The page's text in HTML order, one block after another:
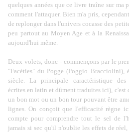
quelques années que ce livre traîne sur ma
comment l'attaquer. Bien m'a pris,
de replonger dans l'univers cocasse des
peu partout au Moyen Age et à la
aujourd'hui même.
Deux volets, donc - commençons par le
"Facéties" du Pogge (Poggio
siècle. La principale caractéristique des
écrites en latin et dûment traduites ici), c'est
un bon mot ou un bon tour pouvant être
lignes. On conçoit que l'efficacité règne
compte pour comprendre tout le sel de
jamais si sec qu'il n'oublie les effets de